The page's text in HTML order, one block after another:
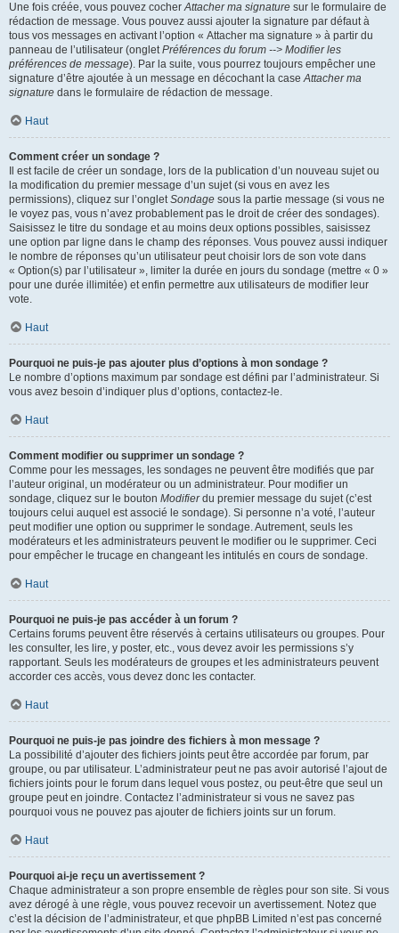
Une fois créée, vous pouvez cocherAttacher ma signature sur le formulaire de
rédaction de message. Vous pouvez aussi ajouter la signature par défaut à
tous vos messages en activant l’option « Attacher ma signature » à partir du
panneau de l’utilisateur (ongletPréférences du forum --> Modifier les
préférences de message). Par la suite, vous pourrez toujours empêcher une
signature d’être ajoutée à un message en décochant la caseAttacher ma
signature dans le formulaire de rédaction de message.
Haut
Comment créer un sondage ?
Il est facile de créer un sondage, lors de la publication d’un nouveau sujet ou
la modification du premier message d’un sujet (si vous en avez les
permissions), cliquez sur l’ongletSondage sous la partie message (si vous ne
le voyez pas, vous n’avez probablement pas le droit de créer des sondages).
Saisissez le titre du sondage et au moins deux options possibles, saisissez
une option par ligne dans le champ des réponses. Vous pouvez aussi indiquer
le nombre de réponses qu’un utilisateur peut choisir lors de son vote dans
« Option(s) par l’utilisateur », limiter la durée en jours du sondage (mettre « 0 »
pour une durée illimitée) et enfin permettre aux utilisateurs de modifier leur
vote.
Haut
Pourquoi ne puis-je pas ajouter plus d’options à mon sondage ?
Le nombre d’options maximum par sondage est défini par l’administrateur. Si
vous avez besoin d’indiquer plus d’options, contactez-le.
Haut
Comment modifier ou supprimer un sondage ?
Comme pour les messages, les sondages ne peuvent être modifiés que par
l’auteur original, un modérateur ou un administrateur. Pour modifier un
sondage, cliquez sur le bouton Modifierdu premier message du sujet (c’est
toujours celui auquel est associé le sondage). Si personne n’a voté, l’auteur
peut modifier une option ou supprimer le sondage. Autrement, seuls les
modérateurs et les administrateurs peuvent le modifier ou le supprimer. Ceci
pour empêcher le trucage en changeant les intitulés en cours de sondage.
Haut
Pourquoi ne puis-je pas accéder à un forum ?
Certains forums peuvent être réservés à certains utilisateurs ou groupes. Pour
les consulter, les lire, y poster, etc., vous devez avoir les permissions s’y
rapportant. Seuls les modérateurs de groupes et les administrateurs peuvent
accorder ces accès, vous devez donc les contacter.
Haut
Pourquoi ne puis-je pas joindre des fichiers à mon message ?
La possibilité d’ajouter des fichiers joints peut être accordée par forum, par
groupe, ou par utilisateur. L’administrateur peut ne pas avoir autorisé l’ajout de
fichiers joints pour le forum dans lequel vous postez, ou peut-être que seul un
groupe peut en joindre. Contactez l’administrateur si vous ne savez pas
pourquoi vous ne pouvez pas ajouter de fichiers joints sur un forum.
Haut
Pourquoi ai-je reçu un avertissement ?
Chaque administrateur a son propre ensemble de règles pour son site. Si vous
avez dérogé à une règle, vous pouvez recevoir un avertissement. Notez que
c’est la décision de l’administrateur, et que phpBB Limited n’est pas concerné